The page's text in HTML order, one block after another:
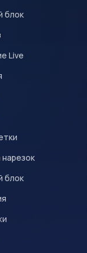
блок
Live
блок